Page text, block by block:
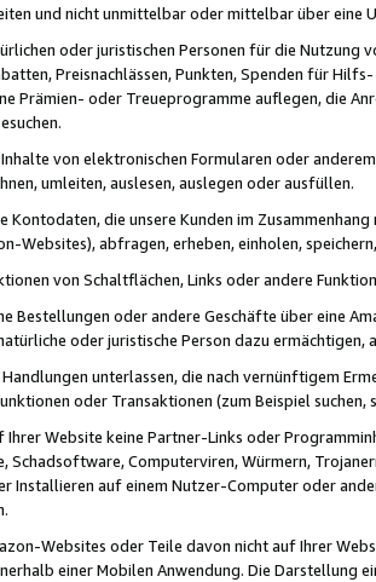
und nicht unmittelbar oder mittelbar über eine
oder juristischen Personen für die Nutzung
Preisnachlässen, Punkten, Spenden für
Prämien- oder Treueprogramme auflegen, die
von elektronischen Formularen oder
umleiten, auslesen, auslegen oder ausfüllen.
Kontodaten, die unsere Kunden im
Websites), abfragen, erheben, einholen,
von Schaltflächen, Links oder andere
Bestellungen oder andere Geschäfte über eine
oder juristische Person dazu
unterlassen, die nach vernünftigem
oder Transaktionen (zum Beispiel
Ihrer Website keine Partner-Links oder
Schadsoftware, Computerviren, Würmern,
Installieren auf einem Nutzer-Computer oder
Websites oder Teile davon nicht auf Ihrer
einer Mobilen Anwendung. Die Darstellung